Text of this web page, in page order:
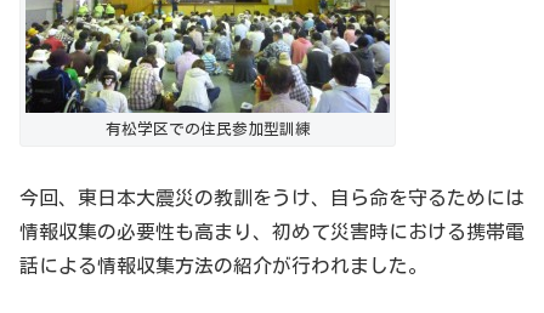
有松学区での住民参加型訓練
今回、東日本大震災の教訓をうけ、自ら命を守るためには
情報収集の必要性も高まり、初めて災害時における携帯電
話による情報収集方法の紹介が行われました。